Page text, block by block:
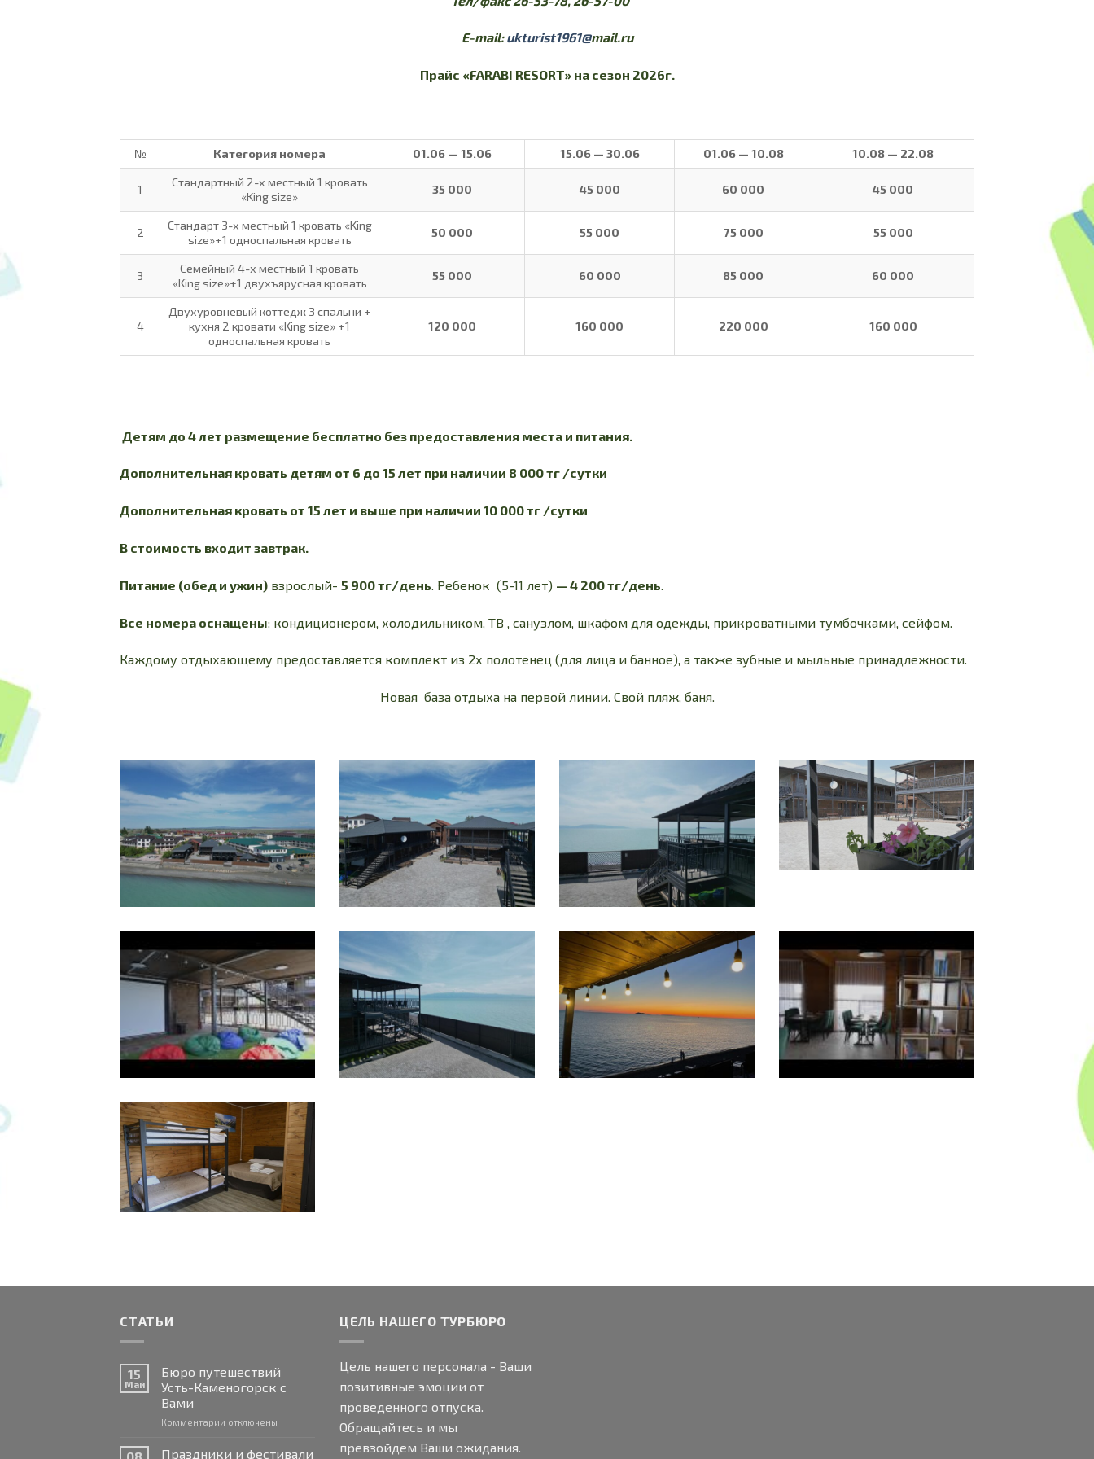
E-mail:ukturist1961@mail.ru
Прайс «FARABI RESORT» на сезон 2026г.
№ Категория номера 01.06 — 15.06 15.06 — 30.06 01.06 — 10.08 10.08 — 22.08
1
Стандартный 2-х местный 1 кровать
«King size»
35 000 45 000 60 000 45 000
2
Стандарт 3-х местный 1 кровать «King
size»+1 односпальная кровать
50 000 55 000 75 000 55 000
3
Семейный 4-х местный 1 кровать
«King size»+1 двухъярусная кровать
55 000 60 000 85 000 60 000
4
Двухуровневый коттедж 3 спальни +
кухня 2 кровати «King size» +1
односпальная кровать
120 000 160 000 220 000 160 000
Детям до 4 лет размещение бесплатно без предоставления места и питания.
Дополнительная кровать детям от 6 до 15 лет при наличии 8 000 тг /сутки
Дополнительная кровать от 15 лет и выше при наличии 10 000 тг /сутки
В стоимость входит завтрак.
Питание (обед и ужин) взрослый- 5 900 тг/день . Ребенок (5-11 лет) — 4 200 тг/день
Все номера оснащены: кондиционером, холодильником, ТВ , санузлом, шкафом для одежды, прикроватными тумбочками, сейфом.
Каждому отдыхающему предоставляется комплект из 2х полотенец (для лица и банное), а также зубные и мыльные принадлежности.
Новая база отдыха на первой линии. Свой пляж, баня.
СТАТЬИ
15
Май
Бюро путешествий
Усть-Каменогорск с
Вами
Комментарии котключены
08 Праздники и фестивали
ЦЕЛЬ НАШЕГО ТУРБЮРО
Цель нашего персонала - Ваши
позитивные эмоции от
проведенного отпуска.
Обращайтесь и мы
превзойдем Ваши ожидания.